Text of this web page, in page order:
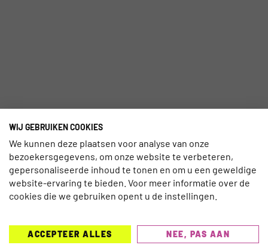
DAGEN
WIJ GEBRUIKEN COOKIES
We kunnen deze plaatsen voor analyse van onze
bezoekersgegevens, om onze website te verbeteren,
gepersonaliseerde inhoud te tonen en om u een geweldige
website-ervaring te bieden. Voor meer informatie over de
cookies die we gebruiken opent u de instellingen.
ACCEPTEER ALLES NEE, PAS AAN